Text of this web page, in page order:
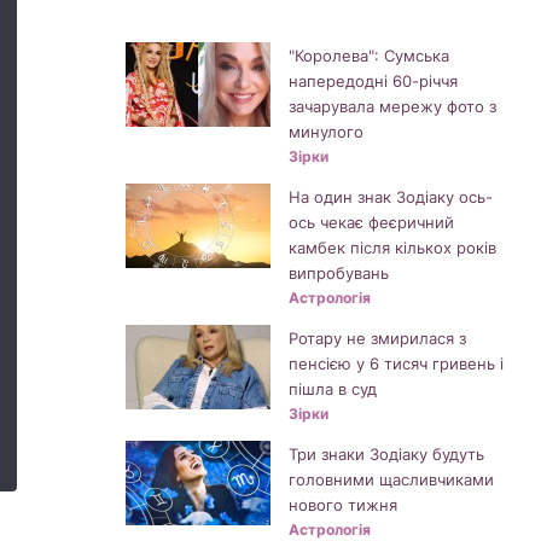
"Королева": Сумська
напередодні 60-річчя
зачарувала мережу фото з
минулого
Зірки
На один знак Зодіаку ось-
ось чекає феєричний
камбек після кількох років
випробувань
Астрологія
Ротару не змирилася з
пенсією у 6 тисяч гривень і
пішла в суд
Зірки
Три знаки Зодіаку будуть
головними щасливчиками
нового тижня
Астрологія